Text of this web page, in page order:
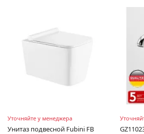
Уточняйте у менеджера
Унитаз подвесной Fubini FB